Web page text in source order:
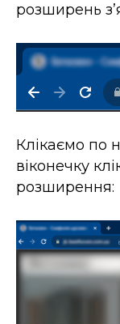
розширень
Клікаємо по
віконечку
розширення: